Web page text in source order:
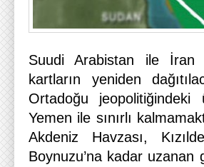
Suudi Arabistan ile İran
kartların yeniden
Ortadoğu
Yemen ile sınırlı
Akdeniz Havzası,
Boynuzu’na kadar uzanan